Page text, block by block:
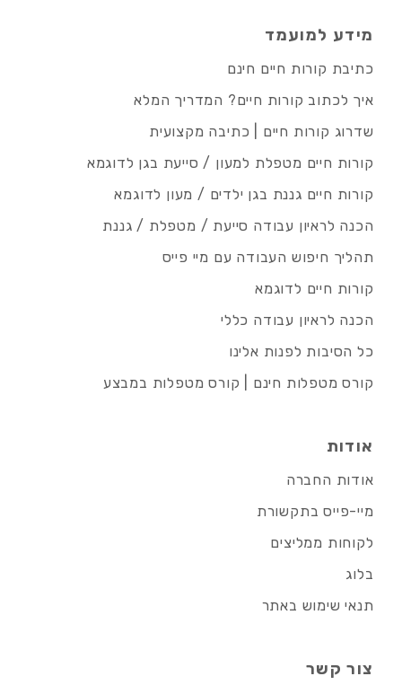
מידע למועמד
כתיבת קורות חיים חינם
איך לכתוב קורות חיים? המדריך המלא
שדרוג קורות חיים | כתיבה מקצועית
קורות חיים מטפלת למעון / סייעת בגן לדוגמא
קורות חיים גננת בגן ילדים / מעון לדוגמא
הכנה לראיון עבודה סייעת / מטפלת / גננת
תהליך חיפוש העבודה עם מיי פייס
קורות חיים לדוגמא
הכנה לראיון עבודה כללי
כל הסיבות לפנות אלינו
קורס מטפלות חינם | קורס מטפלות במבצע
אודות
אודות החברה
מיי-פייס בתקשורת
לקוחות ממליצים
בלוג
תנאי שימוש באתר
צור קשר